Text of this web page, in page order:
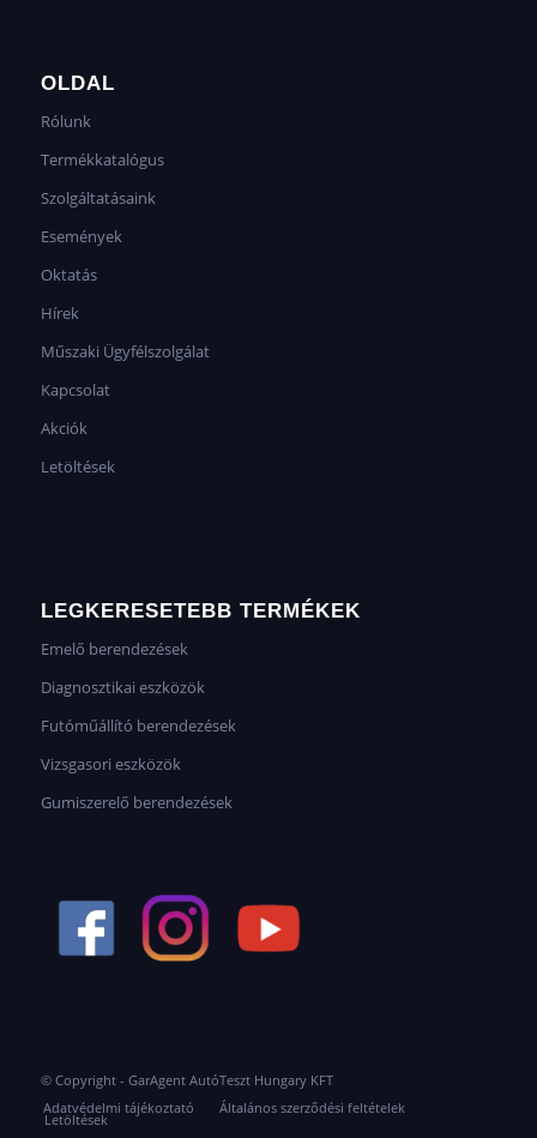
OLDAL
Rólunk
Termékkatalógus
Szolgáltatásaink
Események
Oktatás
Hírek
Műszaki Ügyfélszolgálat
Kapcsolat
Akciók
Letöltések
LEGKERESETEBB TERMÉKEK
Emelő berendezések
Diagnosztikai eszközök
Futóműállító berendezések
Vizsgasori eszközök
Gumiszerelő berendezések
© Copyright - GarAgent AutóTeszt Hungary KFT
Adatvédelmi tájékoztató
Általános szerződési feltételek
Letöltések